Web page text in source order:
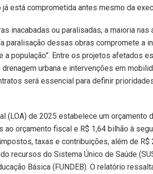
está comprometida antes mesmo da
inacabadas ou paralisadas, a maioria
paralisação dessas obras compromete a
a população”. Entre os projetos afetados
urbana e intervenções em
será essencial para definir
(LOA) de 2025 estabelece um orçamento
ao orçamento fiscal e R$ 1,64 bilhão à
taxas e contribuições, além de
recursos do Sistema Único de Saúde
Básica (FUNDEB). O relatório